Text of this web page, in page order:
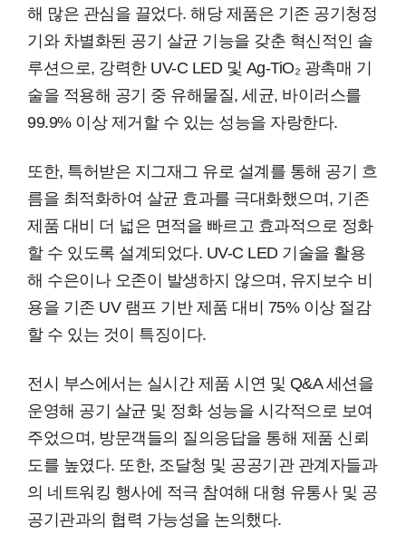
해 많은 관심을 끌었다. 해당 제품은 기존 공기청정
기와 차별화된 공기 살균 기능을 갖춘 혁신적인 솔
루션으로, 강력한 UV-C LED 및 Ag-TiO₂ 광촉매 기
술을 적용해 공기 중 유해물질, 세균, 바이러스를
99.9% 이상 제거할 수 있는 성능을 자랑한다.
또한, 특허받은 지그재그 유로 설계를 통해 공기 흐
름을 최적화하여 살균 효과를 극대화했으며, 기존
제품 대비 더 넓은 면적을 빠르고 효과적으로 정화
할 수 있도록 설계되었다. UV-C LED 기술을 활용
해 수은이나 오존이 발생하지 않으며, 유지보수 비
용을 기존 UV 램프 기반 제품 대비 75% 이상 절감
할 수 있는 것이 특징이다.
전시 부스에서는 실시간 제품 시연 및 Q&A 세션을
운영해 공기 살균 및 정화 성능을 시각적으로 보여
주었으며, 방문객들의 질의응답을 통해 제품 신뢰
도를 높였다. 또한, 조달청 및 공공기관 관계자들과
의 네트워킹 행사에 적극 참여해 대형 유통사 및 공
공기관과의 협력 가능성을 논의했다.